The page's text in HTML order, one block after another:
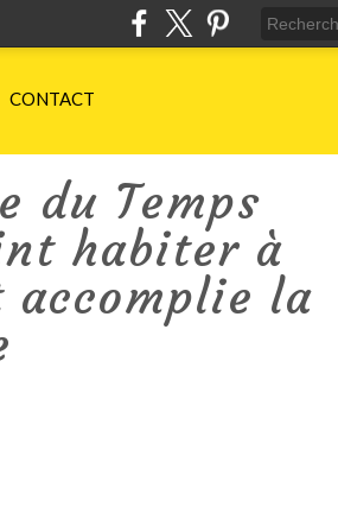
CONTACT
du Temps
habiter à
accomplie la